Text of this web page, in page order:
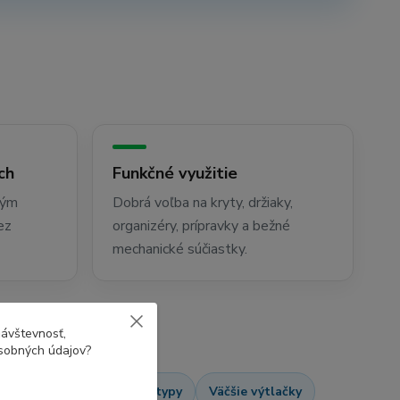
Funkčné využitie
Dobrá voľba na kryty, držiaky,
organizéry, prípravky a bežné
mechanické súčiastky.
Funkčné prototypy Väčšie výtlačky
údajov?